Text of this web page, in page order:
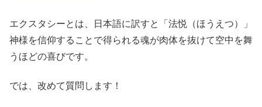
エクスタシーとは、日本語に訳すと「法悦（ほうえつ）」
神様を信仰することで得られる魂が肉体を抜けて空中を舞
うほどの喜びです。
では、改めて質問します！